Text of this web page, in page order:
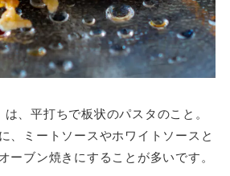
、平打ちで板状のパスタのこと。
、ミートソースやホワイトソースと
ーブン焼きにすることが多いです。